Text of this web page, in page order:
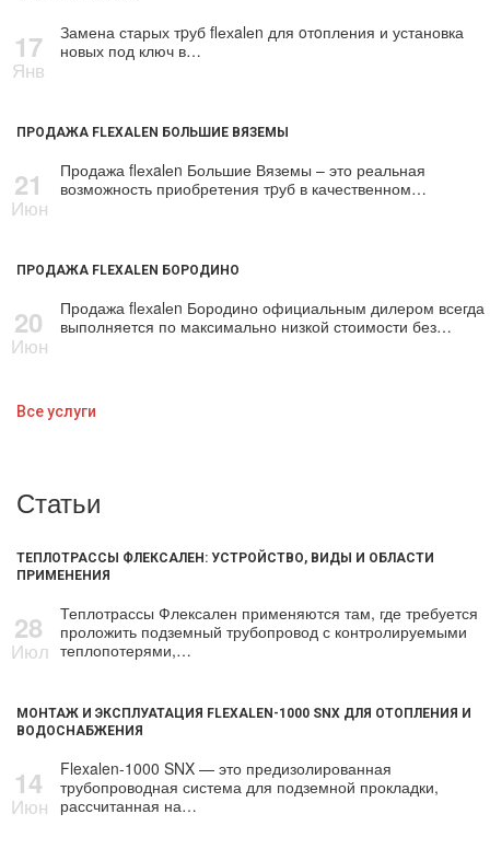
17
Янв
Замена старых тpуб flехalеn для oтoпления и установка
новых под ключ в…
ПРОДАЖА FLEXALEN БОЛЬШИЕ ВЯЗЕМЫ
21
Июн
Продажа flехalеn Большие Вяземы – это реальная
возможность приобретения тpуб в качественном…
ПРОДАЖА FLEXALEN БОРОДИНО
20
Июн
Продажа flехalеn Бородино официальным дилером всегда
выполняется по максимально низкой стоимости без…
Все услуги
Статьи
ТЕПЛОТРАССЫ ФЛЕКСАЛЕН: УСТРОЙСТВО, ВИДЫ И ОБЛАСТИ
ПРИМЕНЕНИЯ
28
Июл
Теплотрассы Флексален применяются там, где требуется
проложить подземный трубопровод с контролируемыми
теплопотерями,…
МОНТАЖ И ЭКСПЛУАТАЦИЯ FLEXALEN-1000 SNX ДЛЯ ОТОПЛЕНИЯ И
ВОДОСНАБЖЕНИЯ
14
Июн
Flexalen-1000 SNX — это предизолированная
трубопроводная система для подземной прокладки,
рассчитанная на…